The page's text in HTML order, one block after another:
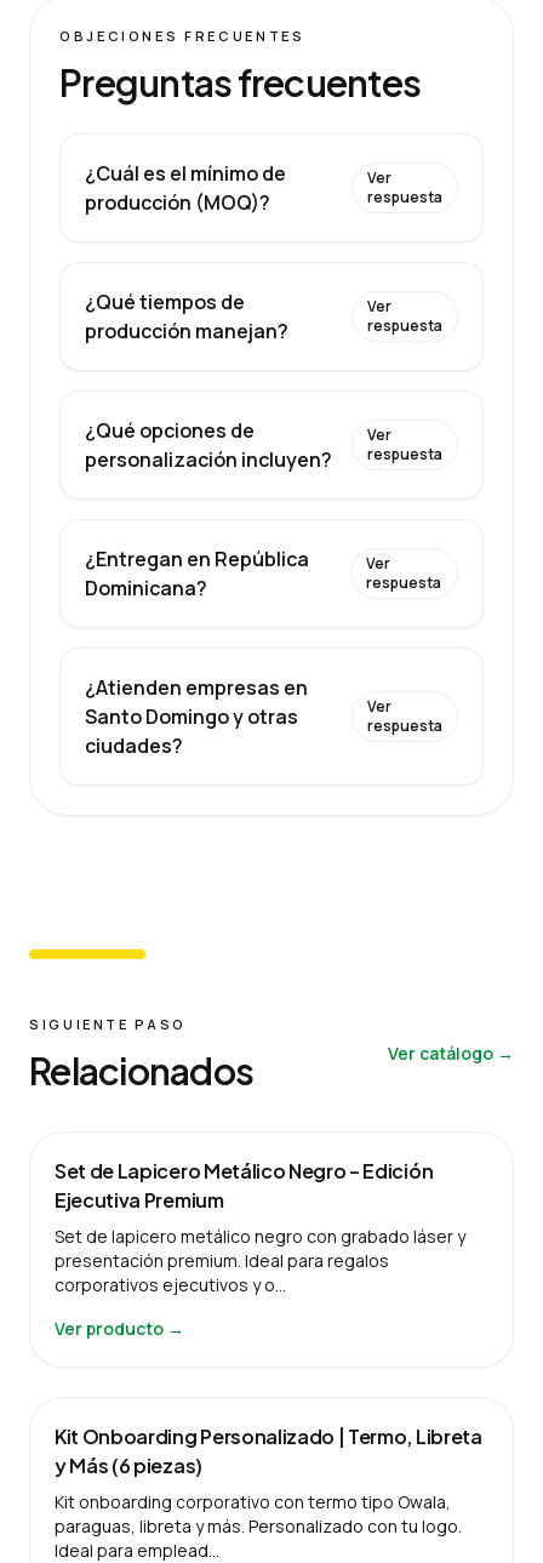
OBJECIONES FRECUENTES
Preguntas frecuentes
¿Cuál es el mínimo de
producción (MOQ)?
Ver
respuesta
¿Qué tiempos de
producción manejan?
Ver
respuesta
¿Qué opciones de
personalización incluyen?
Ver
respuesta
¿Entregan en República
Dominicana?
Ver
respuesta
¿Atienden empresas en
Santo Domingo y otras
ciudades?
Ver
respuesta
SIGUIENTE PASO
Relacionados Ver catálogo →
Set de Lapicero Metálico Negro – Edición
Ejecutiva Premium
Set de lapicero metálico negro con grabado láser y
presentación premium. Ideal para regalos
corporativos ejecutivos y o…
Ver producto →
Kit Onboarding Personalizado | Termo, Libreta
y Más (6 piezas)
Kit onboarding corporativo con termo tipo Owala,
paraguas, libreta y más. Personalizado con tu logo.
Ideal para emplead…